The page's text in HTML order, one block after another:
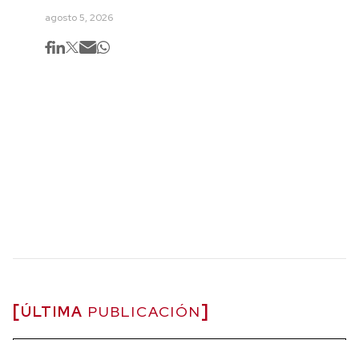
agosto 5, 2026
ÚLTIMA PUBLICACIÓN